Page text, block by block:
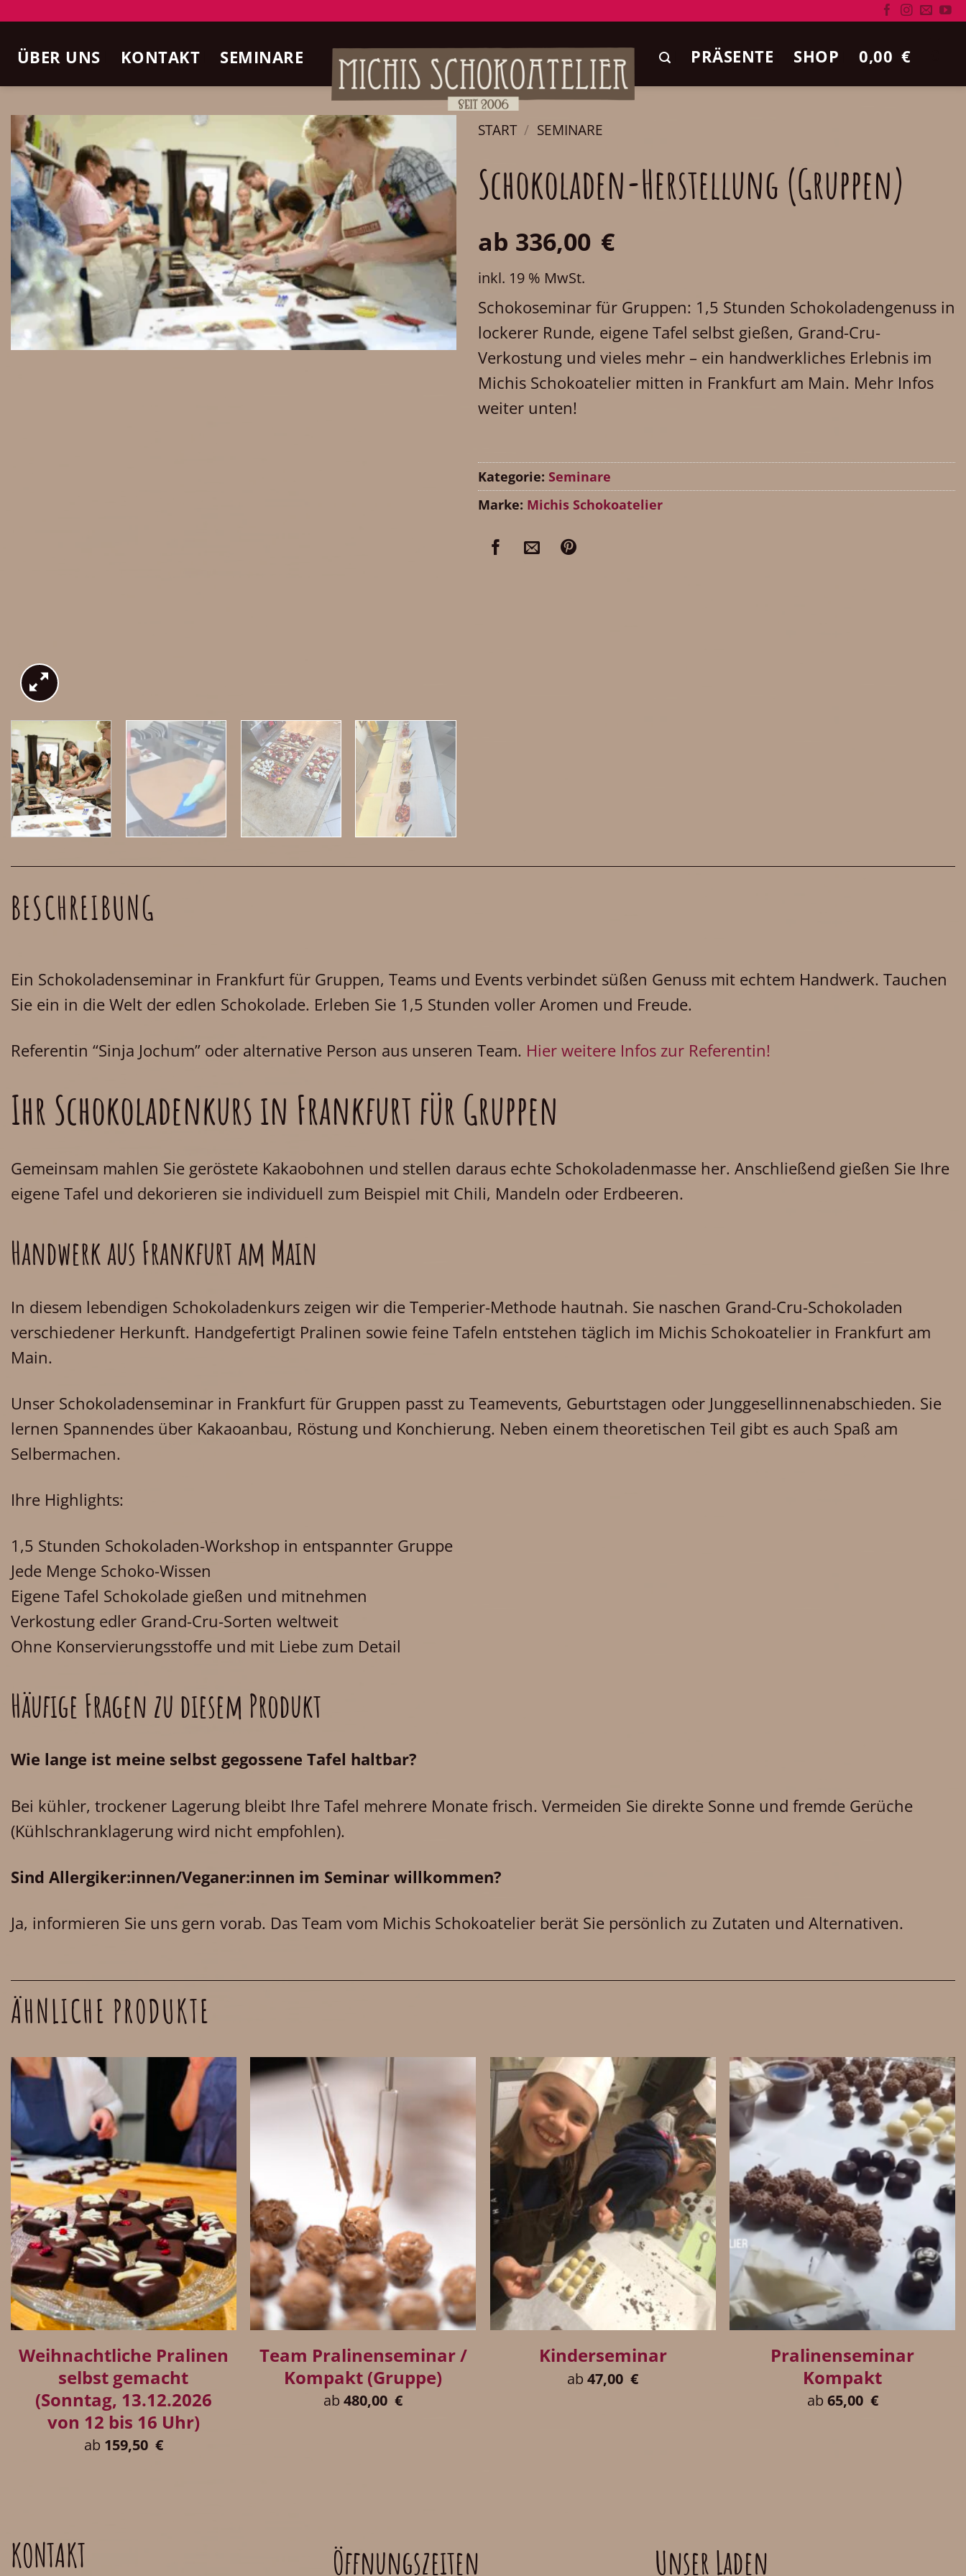
springen
ÜBER UNS KONTAKT SEMINARE PRÄSENTE SHOP 0,00 €
START / SEMINARE
Schokoladen-Herstellung (Gruppen)
ab 336,00 €
inkl. 19 % MwSt.
Schokoseminar für Gruppen: 1,5 Stunden Schokoladengenuss in
lockerer Runde, eigene Tafel selbst gießen, Grand-Cru-
Verkostung und vieles mehr – ein handwerkliches Erlebnis im
Michis Schokoatelier mitten in Frankfurt am Main. Mehr Infos
weiter unten!
Kategorie: Seminare
Marke: Michis Schokoatelier
BESCHREIBUNG
Ein Schokoladenseminar in Frankfurt für Gruppen, Teams und Events verbindet süßen Genuss mit echtem Handwerk. Tauchen
Sie ein in die Welt der edlen Schokolade. Erleben Sie 1,5 Stunden voller Aromen und Freude.
Referentin “Sinja Jochum” oder alternative Person aus unseren Team. Hier weitere Infos zur Referentin!
Ihr Schokoladenkurs in Frankfurt für Gruppen
Gemeinsam mahlen Sie geröstete Kakaobohnen und stellen daraus echte Schokoladenmasse her. Anschließend gießen Sie Ihre
eigene Tafel und dekorieren sie individuell zum Beispiel mit Chili, Mandeln oder Erdbeeren.
Handwerk aus Frankfurt am Main
In diesem lebendigen Schokoladenkurs zeigen wir die Temperier-Methode hautnah. Sie naschen Grand-Cru-Schokoladen
verschiedener Herkunft. Handgefertigt Pralinen sowie feine Tafeln entstehen täglich im Michis Schokoatelier in Frankfurt am
Main.
Unser Schokoladenseminar in Frankfurt für Gruppen passt zu Teamevents, Geburtstagen oder Junggesellinnenabschieden. Sie
lernen Spannendes über Kakaoanbau, Röstung und Konchierung. Neben einem theoretischen Teil gibt es auch Spaß am
Selbermachen.
Ihre Highlights:
1,5 Stunden Schokoladen-Workshop in entspannter Gruppe
Jede Menge Schoko-Wissen
Eigene Tafel Schokolade gießen und mitnehmen
Verkostung edler Grand-Cru-Sorten weltweit
Ohne Konservierungsstoffe und mit Liebe zum Detail
Häufige Fragen zu diesem Produkt
Wie lange ist meine selbst gegossene Tafel haltbar?
Bei kühler, trockener Lagerung bleibt Ihre Tafel mehrere Monate frisch. Vermeiden Sie direkte Sonne und fremde Gerüche
(Kühlschranklagerung wird nicht empfohlen).
Sind Allergiker:innen/Veganer:innen im Seminar willkommen?
Ja, informieren Sie uns gern vorab. Das Team vom Michis Schokoatelier berät Sie persönlich zu Zutaten und Alternativen.
ÄHNLICHE PRODUKTE
+
Weihnachtliche Pralinen
selbst gemacht
(Sonntag, 13.12.2026
von 12 bis 16 Uhr)
ab 159,50 €
Team Pralinenseminar /
Kompakt (Gruppe)
ab480,00 €
+
Kinderseminar
ab47,00 €
+
Pralinenseminar
Kompakt
ab 65,00 €
KONTAKT Öffnungszeiten Unser Laden